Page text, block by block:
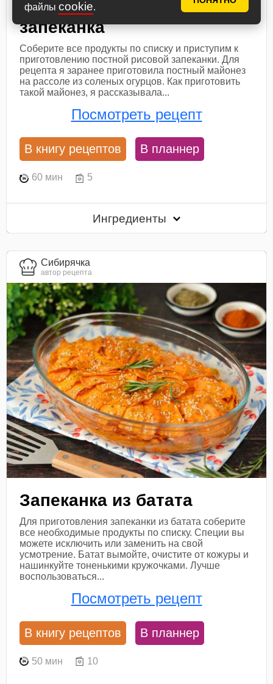
файлы cookie.
Постная рисовая
запеканка
Соберите все продукты по списку и приступим к
приготовлению постной рисовой запеканки. Для
рецепта я заранее приготовила постный майонез
на рассоле из соленых огурцов. Как приготовить
такой майонез, я рассказывала...
Посмотреть рецепт
В книгу рецептов В планнер
60 мин 5
Ингредиенты
Сибирячка
автор рецепта
Запеканка из батата
Для приготовления запеканки из батата соберите
все необходимые продукты по списку. Специи вы
можете исключить или заменить на свой
усмотрение. Батат вымойте, очистите от кожуры и
нашинкуйте тоненькими кружочками. Лучше
воспользоваться...
Посмотреть рецепт
В книгу рецептов В планнер
50 мин 10